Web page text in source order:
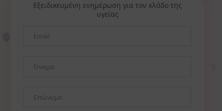
Εξειδικευμένη ενημέρωση για τον κλάδο της
υγείας